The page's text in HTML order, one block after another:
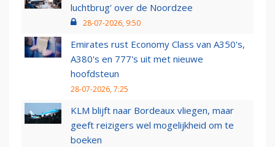
luchtbrug' over de Noordzee
28-07-2026, 9:50
Emirates rust Economy Class van A350's,
A380's en 777's uit met nieuwe
hoofdsteun
28-07-2026, 7:25
KLM blijft naar Bordeaux vliegen, maar
geeft reizigers wel mogelijkheid om te
boeken